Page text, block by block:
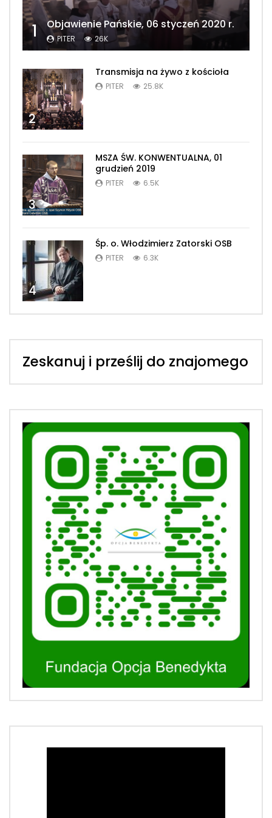
1 Objawienie Pańskie, 06 styczeń 2020 r.
PITER 26K
2
Transmisja na żywo z kościoła
PITER 25.8K
3
MSZA ŚW. KONWENTUALNA, 01
grudzień 2019
PITER 6.5K
4
Śp. o. Włodzimierz Zatorski OSB
PITER 6.3K
Zeskanuj i prześlij do znajomego